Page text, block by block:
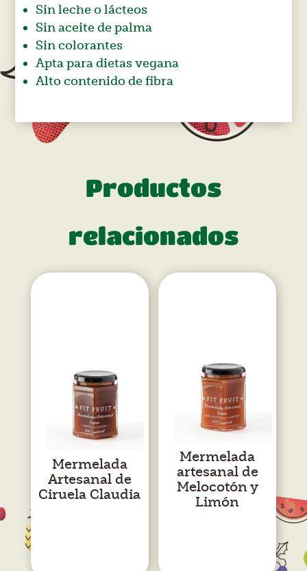
Sin leche o lácteos
Sin aceite de palma
Sin colorantes
Apta para dietas vegana
Alto contenido de fibra
Productos
relacionados
Mermelada
Artesanal de
Ciruela Claudia
Mermelada
artesanal de
Melocotón y
Limón